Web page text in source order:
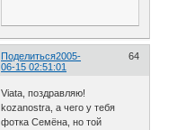
Поделиться 64
2005-
06-15 02:51:01
Viata, поздравляю!
kozanostra, а чего у тебя
фотка Семёна, но той